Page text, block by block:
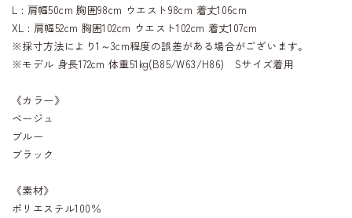
L : 肩幅50cm 胸囲98cm ウエスト98cm 着丈106cm
XL : 肩幅52cm 胸囲102cm ウエスト102cm 着丈107cm
※採寸方法により1～3cm程度の誤差がある場合がございます。
※モデル 身長172cm 体重51kg(B85/W63/H86) Sサイズ着用
《カラー》
ベージュ
ブルー
ブラック
《素材》
ポリエステル100％